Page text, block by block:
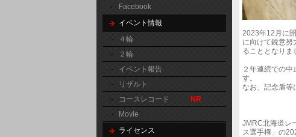
Facebook
イベント情報
４輪
２輪
イベント報告
リザルト
コースレコード
NR
Movie
ライセンス
2023年12月に
に向けて鋭意努
ることとなりま
２年連続での
す。
なお、記念盾等
JMRC北海道レ
ス選手権」の